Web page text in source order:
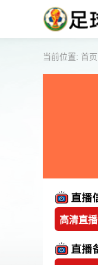
当前位置: 首页
高清直播